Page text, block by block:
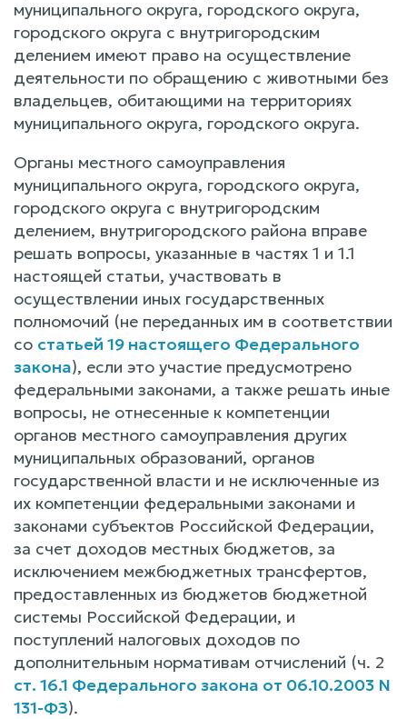
муниципального округа, городского округа,
городского округа с внутригородским
делением имеют право на осуществление
деятельности по обращению с животными без
владельцев, обитающими на территориях
муниципального округа, городского округа.
Органы местного самоуправления
муниципального округа, городского округа,
городского округа с внутригородским
делением, внутригородского района вправе
решать вопросы, указанные в частях 1 и 1.1
настоящей статьи, участвовать в
осуществлении иных государственных
полномочий (не переданных им в соответствии
со статьей 19 настоящего Федерального
закона), если это участие предусмотрено
федеральными законами, а также решать иные
вопросы, не отнесенные к компетенции
органов местного самоуправления других
муниципальных образований, органов
государственной власти и не исключенные из
их компетенции федеральными законами и
законами субъектов Российской Федерации,
за счет доходов местных бюджетов, за
исключением межбюджетных трансфертов,
предоставленных из бюджетов бюджетной
системы Российской Федерации, и
поступлений налоговых доходов по
дополнительным нормативам отчислений (ч. 2
ст. 16.1 Федерального закона от 06.10.2003 N
131-ФЗ).